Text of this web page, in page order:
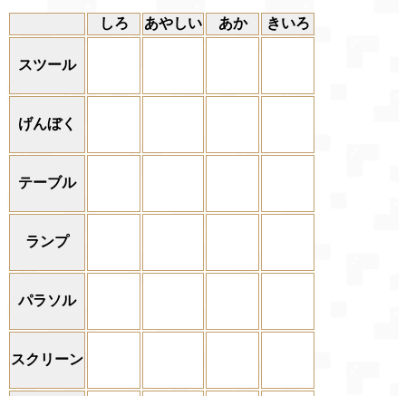
しろ あやしい あか きいろ
スツール
げんぼく
テーブル
ランプ
パラソル
スクリーン